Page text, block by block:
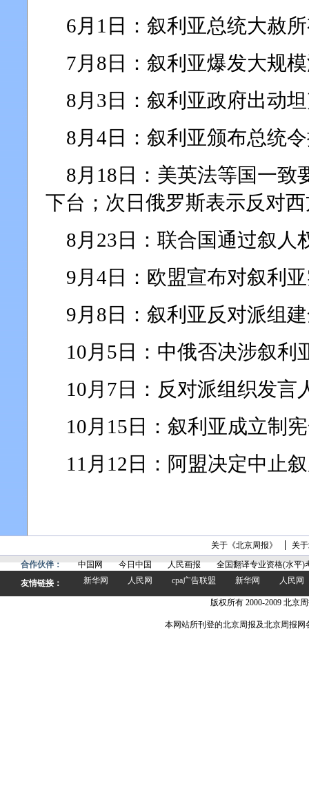
6月1日：叙利亚总统大赦
7月8日：叙利亚爆发大规
8月3日：叙利亚政府出动
8月4日：叙利亚颁布总统
8月18日：美英法等国一致
下台；次日俄罗斯表示反对
8月23日：联合国通过叙人
9月4日：欧盟宣布对叙利
9月8日：叙利亚反对派组
10月5日：中俄否决涉叙利
10月7日：反对派组织发言
10月15日：叙利亚成立制
11月12日：阿盟决定中止
关于《北京周报》
关
合作伙伴：
中国网 今日中国 人民画报
全国翻译专业资格(水平)
友情链接：
新华网 人民网 cpa广告联盟 新华网 人民网
版权所有 2000-2009 北京
本网站所刊登的北京周报及北京周报